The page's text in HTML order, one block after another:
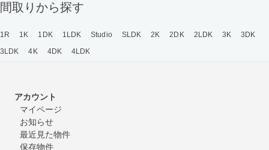
間取りから探す
1R 1K 1DK 1LDK Studio SLDK 2K 2DK 2LDK 3K
3DK
3LDK
4K 4DK 4LDK
アカウント
マイページ
お知らせ
最近見た物件
保存物件